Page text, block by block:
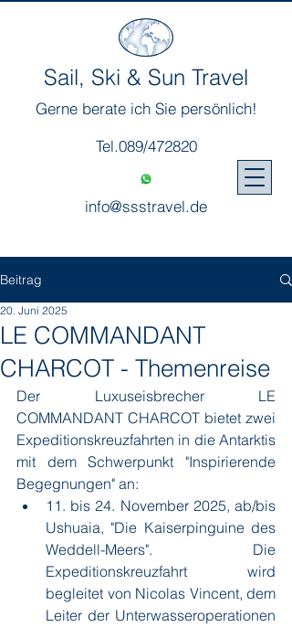
Sail, Ski & Sun Travel
Gerne berate ich Sie persönlich!
Tel.089/472820
info@ssstravel.de
Beitrag
LE COMMANDANT
CHARCOT - Themenreise
20. Juni 2025
Der Luxuseisbrecher LE
COMMANDANT CHARCOT bietet zwei
Expeditionskreuzfahrten in die Antarktis
mit dem Schwerpunkt "Inspirierende
Begegnungen" an:
11. bis 24. November 2025, ab/bis
Ushuaia, "Die Kaiserpinguine des
Weddell-Meers". Die
Expeditionskreuzfahrt wird
begleitet von Nicolas Vincent, dem
Leiter der Unterwasseroperationen